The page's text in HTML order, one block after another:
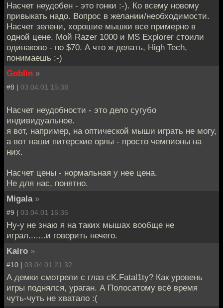
Насчет неудобен - это гонки :-). Ко всему новому
привыкать надо. Вопрос в желании/необходимости.
Насчет зелени, хорошие мышки все примерно в
одной цене. Мой Razer 1000 и MS Explorer стоили
одинаково - по $70. А что ж делать, High Tech,
понимаешь :-)
Goblin »
#8 | 03.04.01 15:38
Насчет неудобности - это дело сугубо
индивидуальное.
я вот, например, на оптической мыши играть не могу,
а вот наши питерские орлы - просто чемпионы на
них.
Насчет цены - нормальная у нее цена.
Не для нас, понятно.
Migala »
#9 | 03.04.01 16:35
Ну-у не знаю я на таких мышах вообще не
играл.......и говорить нечего.
Kairo »
#10 | 03.04.01 21:32
А демки смотрели с глаз cK.Fatal1ty? Как уровень
игры поднялся, ураган. А Полосатому всё время
чуть-чуть не хватало :(